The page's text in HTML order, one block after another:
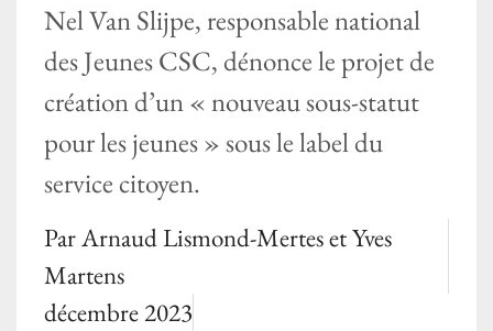
Nel Van Slijpe, responsable national
des Jeunes CSC, dénonce le projet de
création d’un « nouveau sous-statut
pour les jeunes » sous le label du
service citoyen.
ParArnaud Lismond-Mertes et Yves
Martens
décembre 2023